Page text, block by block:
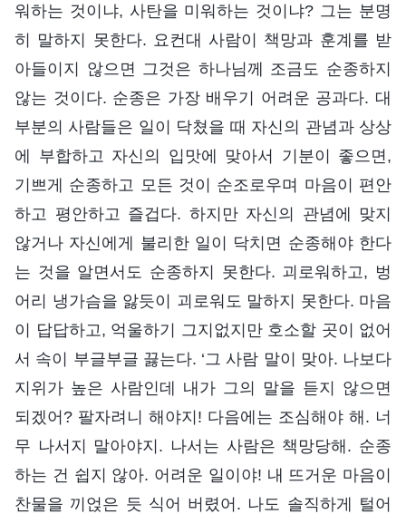
워하는 것이냐, 사탄을 미워하는 것이냐? 그는 분명
히 말하지 못한다. 요컨대 사람이 책망과 훈계를 받
아들이지 않으면 그것은 하나님께 조금도 순종하지
않는 것이다. 순종은 가장 배우기 어려운 공과다. 대
부분의 사람들은 일이 닥쳤을 때 자신의 관념과 상상
에 부합하고 자신의 입맛에 맞아서 기분이 좋으면,
기쁘게 순종하고 모든 것이 순조로우며 마음이 편안
하고 평안하고 즐겁다. 하지만 자신의 관념에 맞지
않거나 자신에게 불리한 일이 닥치면 순종해야 한다
는 것을 알면서도 순종하지 못한다. 괴로워하고, 벙
어리 냉가슴을 앓듯이 괴로워도 말하지 못한다. 마음
이 답답하고, 억울하기 그지없지만 호소할 곳이 없어
서 속이 부글부글 끓는다. ‘그 사람 말이 맞아. 나보다
지위가 높은 사람인데 내가 그의 말을 듣지 않으면
되겠어? 팔자려니 해야지! 다음에는 조심해야 해. 너
무 나서지 말아야지. 나서는 사람은 책망당해. 순종
하는 건 쉽지 않아. 어려운 일이야! 내 뜨거운 마음이
찬물을 끼얹은 듯 식어 버렸어. 나도 솔직하게 털어